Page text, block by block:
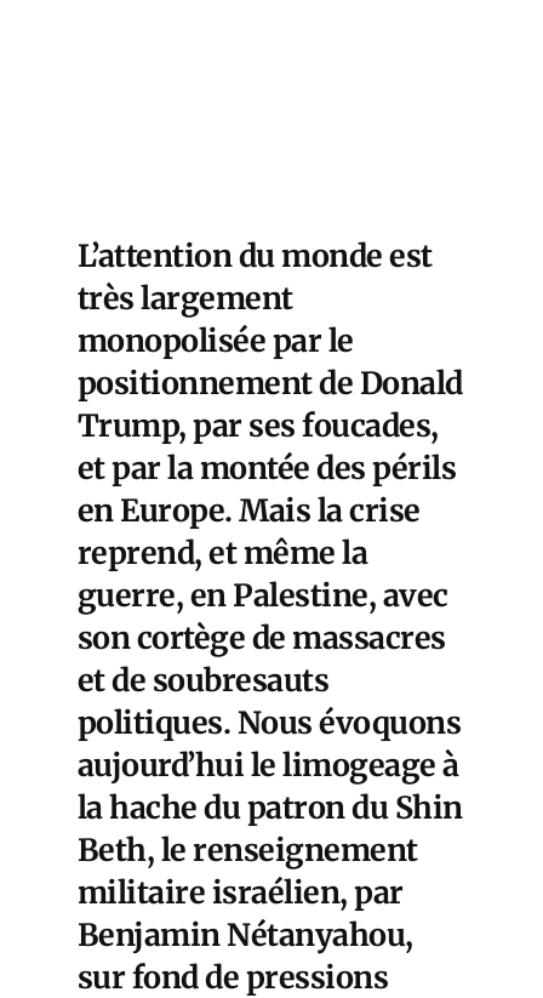
L’attention du monde est
très largement
monopolisée par le
positionnement de Donald
Trump, par ses foucades,
et par la montée des périls
en Europe. Mais la crise
reprend, et même la
guerre, en Palestine, avec
son cortège de massacres
et de soubresauts
politiques. Nous évoquons
aujourd’hui le limogeage à
la hache du patron du Shin
Beth, le renseignement
militaire israélien, par
Benjamin Nétanyahou,
sur fond de pressions